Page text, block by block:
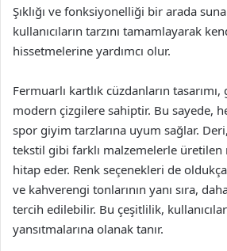
Şıklığı ve fonksiyonelliği bir arada
kullanıcıların tarzını tamamlayarak
hissetmelerine yardımcı olur.
Fermuarlı kartlık cüzdanların
modern çizgilere sahiptir. Bu sayede,
spor giyim tarzlarına uyum sağlar.
tekstil gibi farklı malzemelerle üretilen
hitap eder. Renk seçenekleri de
ve kahverengi tonlarının yanı sıra,
tercih edilebilir. Bu çeşitlilik,
yansıtmalarına olanak tanır.